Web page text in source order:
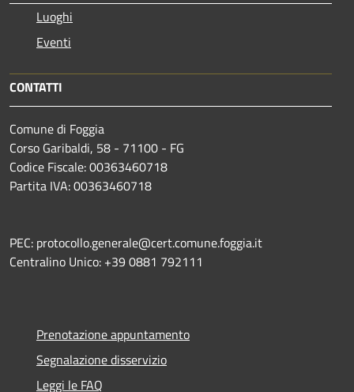
Luoghi
Eventi
CONTATTI
Comune di Foggia
Corso Garibaldi, 58 - 71100 - FG
Codice Fiscale: 00363460718
Partita IVA: 00363460718
PEC: protocollo.generale@cert.comune.foggia.it
Centralino Unico: +39 0881 792111
Prenotazione appuntamento
Segnalazione disservizio
Leggi le FAQ